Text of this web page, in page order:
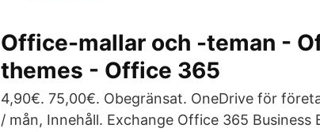
Office-mallar och -teman -
themes - Office 365
4,90€. 75,00€. Obegränsat. OneDrive för
/ mån, Innehåll. Exchange Office 365 Business